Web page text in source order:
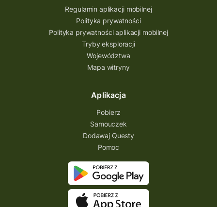
Pogórze Dynowskie
Partnerstwo Questingu
Park Etnograficzny w Tokarni
Park Etnograficzny
natura
mazowieckie
Hutniczy Ostrowiec
gry terenowe
gry edukacyjne
akademia questingu
zydzi
życzenia
ziemia lubaczowska
Regulamin aplikacji mobilnej
Polityka prywatności
Polityka prywatności aplikacji mobilnej
Tryby eksploracji
Województwa
Mapa witryny
Aplikacja
Pobierz
Samouczek
Dodawaj Questy
Pomoc